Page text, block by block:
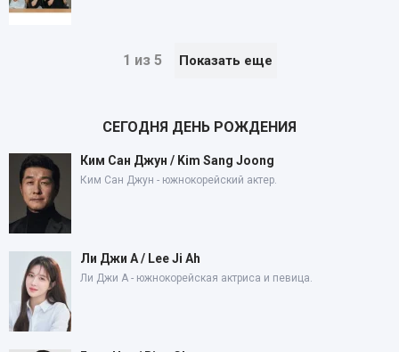
1 из 5 Показать еще
СЕГОДНЯ ДЕНЬ РОЖДЕНИЯ
Ким Сан Джун / Kim Sang Joong
Ким Сан Джун - южнокорейский актер.
Ли Джи А / Lee Ji Ah
Ли Джи А - южнокорейская актриса и певица.